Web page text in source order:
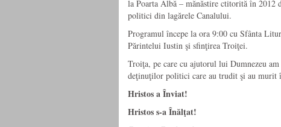
la Poarta Albă – mănăstire ctitorită în 2012
politici din lagărele Canalului.
Programul începe la ora 9:00 cu Sfânta
Părintelui Iustin şi sfinţirea Troiţei.
Troiţa, pe care cu ajutorul lui Dumnezeu
deţinuţilor politici care au trudit şi au murit
Hristos a Înviat!
Hristos s-aÎnălţat!